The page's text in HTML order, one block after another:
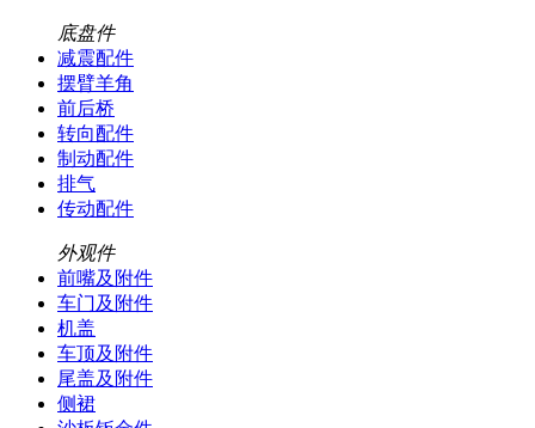
底盘件
减震配件
摆臂羊角
前后桥
转向配件
制动配件
排气
传动配件
外观件
前嘴及附件
车门及附件
机盖
车顶及附件
尾盖及附件
侧裙